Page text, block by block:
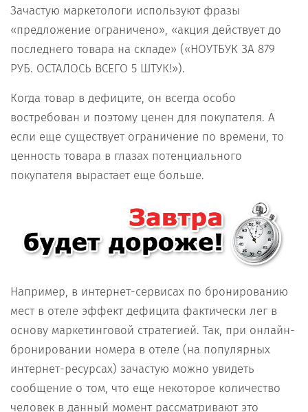
Зачастую маркетологи используют фразы
«предложение ограничено», «акция действует до
последнего товара на складе» («НОУТБУК ЗА 879
РУБ. ОСТАЛОСЬ ВСЕГО 5 ШТУК!»).
Когда товар в дефиците, он всегда особо
востребован и поэтому ценен для покупателя. А
если еще существует ограничение по времени, то
ценность товара в глазах потенциального
покупателя вырастает еще больше.
Например, в интернет-сервисах по бронированию
мест в отеле эффект дефицита фактически лег в
основу маркетинговой стратегией. Так, при онлайн-
бронировании номера в отеле (на популярных
интернет-ресурсах) зачастую можно увидеть
сообщение о том, что еще некоторое количество
человек в данный момент рассматривают это